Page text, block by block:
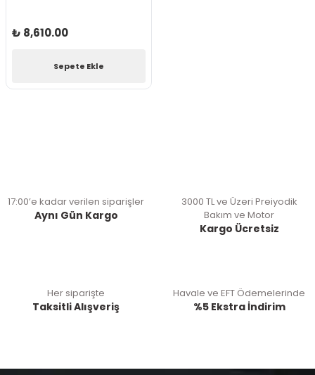
₺ 8,610.00
Sepete Ekle
17:00’e kadar verilen siparişler
Aynı Gün Kargo
3000 TL ve Üzeri Preiyodik
Bakım ve Motor
Kargo Ücretsiz
Her siparişte
Taksitli Alışveriş
Havale ve EFT Ödemelerinde
%5 Ekstra İndirim